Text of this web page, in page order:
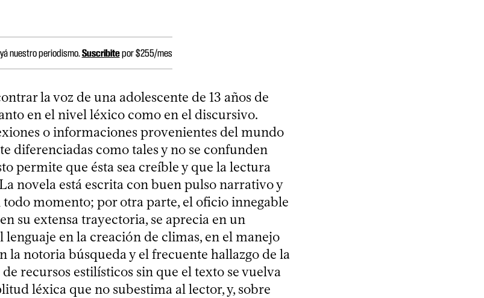
nuestro periodismo.Suscribitepor $255/mes
la voz de una adolescente de 13 años de
en el nivel léxico como en el discursivo.
o informaciones provenientes del mundo
diferenciadas como tales y no se confunden
permite que ésta sea creíble y que la lectura
novela está escrita con buen pulso narrativo y
momento; por otra parte, el oficio innegable
su extensa trayectoria, se aprecia en un
en la creación de climas, en el manejo
la notoria búsqueda y el frecuente hallazgo de la
recursos estilísticos sin que el texto se vuelva
léxica que no subestima al lector, y, sobre